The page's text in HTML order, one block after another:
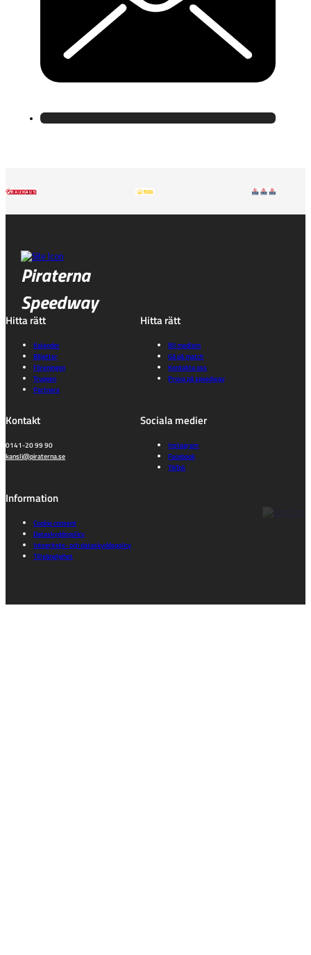
Piraterna
Speedway
Hitta rätt
Kalender
Biljetter
Föreningen
Truppen
Partners
Hitta rätt
Bli medlem
Gå på match
Kontakta oss
Prova på speedway
Kontakt
0141-20 99 90
kansli@piraterna.se
Sociala medier
Instagram
Facebook
TikTok
Information
Cookie consent
Dataskyddspolicy
Integritets- och dataskyddspolicy
Tillgänglighet